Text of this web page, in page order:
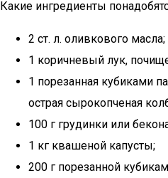
Какие ингредиенты
2 ст. л. оливкового масла;
1 коричневый лук,
1 порезанная кубиками
острая сырокопченая
100 г грудинки или
1 кг квашеной капусты;
200 г порезанной